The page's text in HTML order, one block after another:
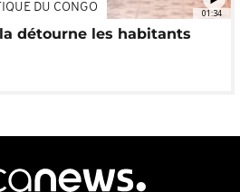
01:34
DU CONGO
détourne les habitants